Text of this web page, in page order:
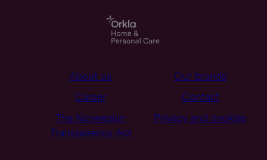
About us
Our brands
Career
Contact
The Norwegian
Transparency Act
Privacy and cookies